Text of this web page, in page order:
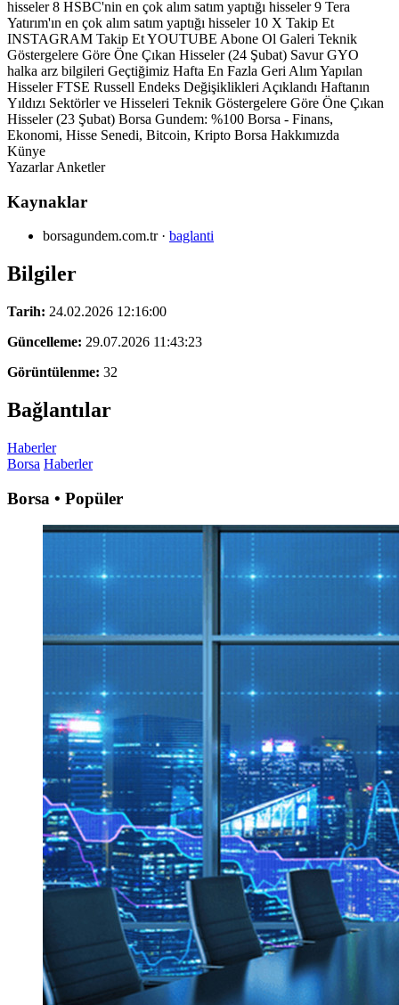
hisseler 8 HSBC'nin en çok alım satım yaptığı hisseler 9 Tera
Yatırım'ın en çok alım satım yaptığı hisseler 10 X Takip Et
INSTAGRAM Takip Et YOUTUBE Abone Ol Galeri Teknik
Göstergelere Göre Öne Çıkan Hisseler (24 Şubat) Savur GYO
halka arz bilgileri Geçtiğimiz Hafta En Fazla Geri Alım Yapılan
Hisseler FTSE Russell Endeks Değişiklikleri Açıklandı Haftanın
Yıldızı Sektörler ve Hisseleri Teknik Göstergelere Göre Öne Çıkan
Hisseler (23 Şubat) Borsa Gundem: %100 Borsa - Finans,
Ekonomi, Hisse Senedi, Bitcoin, Kripto Borsa Hakkımızda
Künye
Yazarlar Anketler
Kaynaklar
borsagundem.com.tr· baglanti
Bilgiler
Tarih: 24.02.2026 12:16:00
Güncelleme: 29.07.2026 11:43:23
Görüntülenme: 32
Bağlantılar
Haberler
Borsa Haberler
Borsa • Popüler